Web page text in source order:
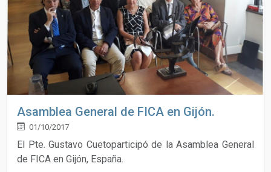
Asamblea General de FICA en Gijón.
01/10/2017
El Pte. Gustavo Cuetoparticipó de la Asamblea General
de FICA en Gijón, España.